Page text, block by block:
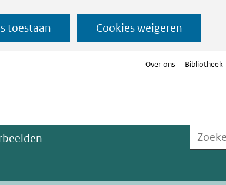
toestaan Cookies weigeren
Over ons Bibliotheek
Zoeken